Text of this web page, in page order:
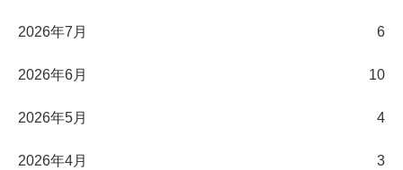
2026年7月 6
2026年6月 10
2026年5月 4
2026年4月 3